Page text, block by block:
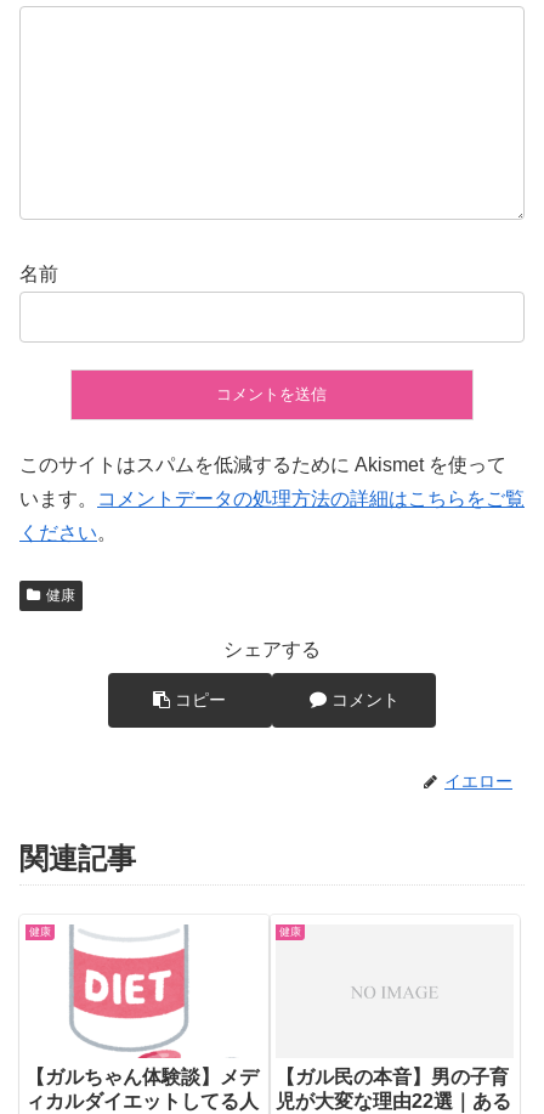
名前
このサイトはスパムを低減するために Akismet を使って
います。
コメントデータの処理方法の詳細はこちらをご覧
ください。
健康
シェアする
コピー コメント
イエロー
関連記事
健康
【ガルちゃん体験談】メデ
ィカルダイエットしてる人
健康
【ガル民の本音】男の子育
児が大変な理由22選｜ある